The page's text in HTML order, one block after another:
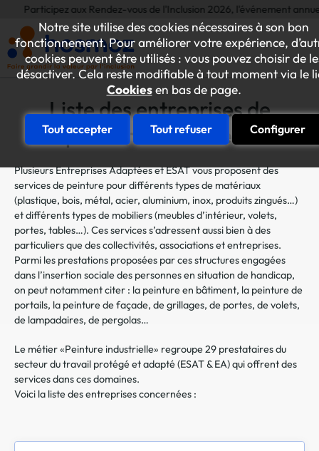
Notre site utilise des cookies nécessaires à son bon
fonctionnement. Pour améliorer votre expérience,
cookies peuvent être utilisés : vous pouvez choisir de
désactiver. Cela reste modifiable à tout moment via le
Cookiesen bas de page.
Tout accepter Tout refuser Configurer
aux Rendez-vous de l'Inclusion 2026, l'événement annuel
Liste des entreprises de
peinture industrielle
Plusieurs Entreprises Adaptées et ESAT vous proposent des
services de peinture pour différents types de matériaux
(plastique, bois, métal, acier, aluminium, inox, produits zingués…)
et différents types de mobiliers (meubles d’intérieur, volets,
portes, tables…). Ces services s’adressent aussi bien à des
particuliers que des collectivités, associations et entreprises.
Parmi les prestations proposées par ces structures engagées
dans l’insertion sociale des personnes en situation de handicap,
on peut notamment citer : la peinture en bâtiment, la peinture de
portails, la peinture de façade, de grillages, de portes, de volets,
de lampadaires, de pergolas…
Le métier «Peinture industrielle» regroupe 29 prestataires du
secteur du travail protégé et adapté (ESAT & EA) qui offrent des
services dans ces domaines.
Voici la liste des entreprises concernées :